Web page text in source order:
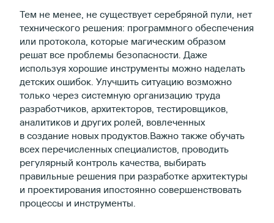
Тем не менее, не существует серебряной пули, нет
технического решения: программного обеспечения
или протокола, которые магическим образом
решат все проблемы безопасности. Даже
используя хорошие инструменты можно наделать
детских ошибок. Улучшить ситуацию возможно
только через системную организацию труда
разработчиков, архитекторов, тестировщиков,
аналитиков и других ролей, вовлеченных
в создание новых продуктов.Важно также обучать
всех перечисленных специалистов, проводить
регулярный контроль качества, выбирать
правильные решения при разработке архитектуры
и проектирования ипостоянно совершенствовать
процессы и инструменты.